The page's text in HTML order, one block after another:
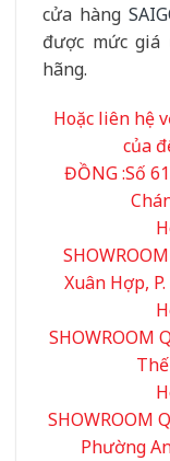
cửa hàng
được mức
hãng.
Hoặc liên hệ
của
ĐỒNG :Số
Xuân Hợp,
SHOWROOM
SHOWROOM
Phường